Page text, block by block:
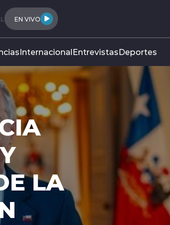
EN VIVO
InternacionalEntrevistasDeportes
SENADO
DE
superar la revisión del Tribunal